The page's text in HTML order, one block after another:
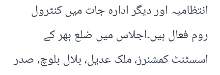
انتظامیہ اور دیگر ادارہ جات میں کنٹرول
روم فعال ہیں۔اجلاس میں ضلع بھر کے
اسسٹنٹ کمشنرز، ملک عدیل، بلال بلوچ، صدر